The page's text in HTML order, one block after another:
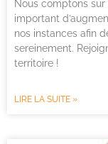
Nous comptons
important
nos instances afin
sereinement.
territoire !
LIRE LA SUITE »